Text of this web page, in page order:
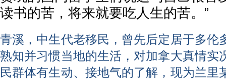
读书的苦，将来就要吃人生的苦。”
青溪，中生代老移民，曾先后定居于多伦
熟知并习惯当地的生活，对加拿大真情实
民群体有生动、接地气的了解，现为兰里